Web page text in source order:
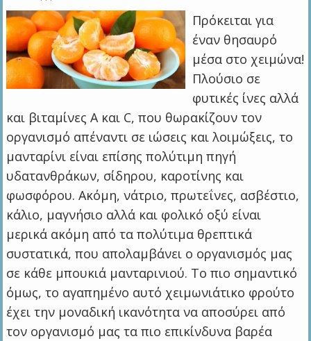
Πρόκειται για
έναν θησαυρό
μέσα στο χειμώνα!
Πλούσιο σε
φυτικές ίνες αλλά
και βιταμίνες Α και C, που θωρακίζουν τον
οργανισμό απέναντι σε ιώσεις και λοιμώξεις, το
μανταρίνι είναι επίσης πολύτιμη πηγή
υδατανθράκων, σίδηρου, καροτίνης και
φωσφόρου. Ακόμη, νάτριο, πρωτεΐνες, ασβέστιο,
κάλιο, μαγνήσιο αλλά και φολικό οξύ είναι
μερικά ακόμη από τα πολύτιμα θρεπτικά
συστατικά, που απολαμβάνει ο οργανισμός μας
σε κάθε μπουκιά μανταρινιού. Το πιο σημαντικό
όμως, το αγαπημένο αυτό χειμωνιάτικο φρούτο
έχει την μοναδική ικανότητα να αποσύρει από
τον οργανισμό μας τα πιο επικίνδυνα βαρέα